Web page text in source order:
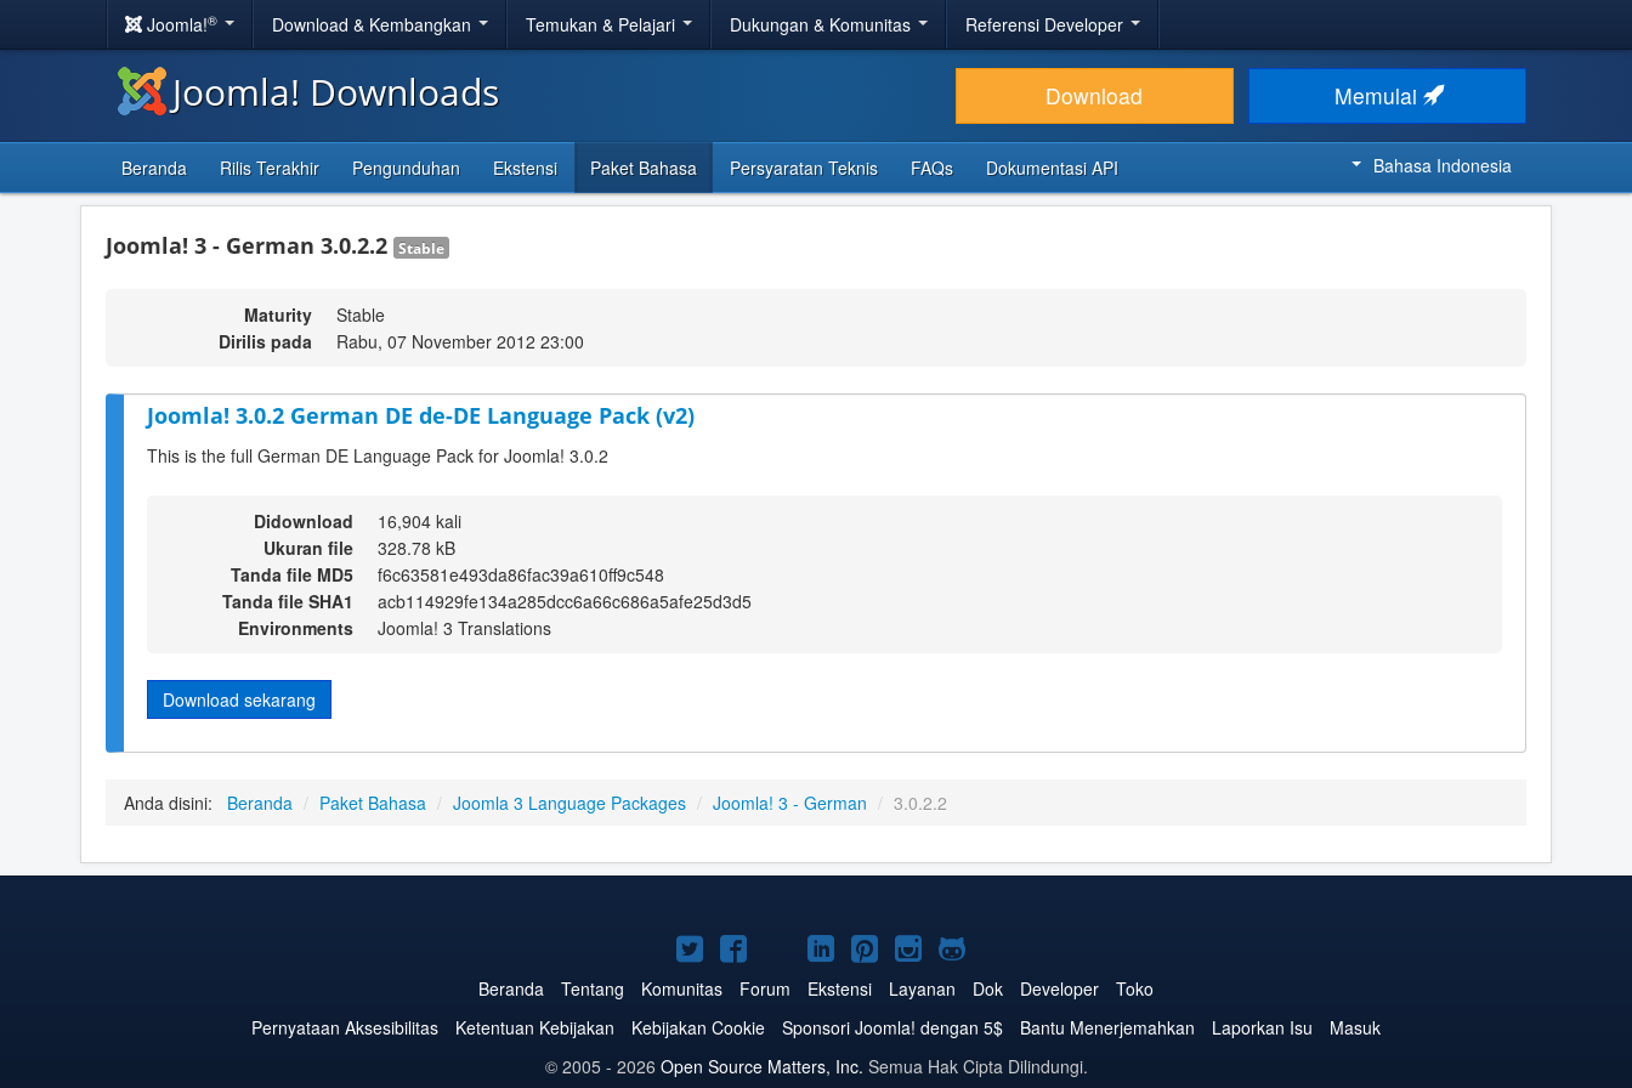
Joomla!® Download & Kembangkan Temukan & Pelajari Dukungan & Komunitas Referensi Developer
Joomla! Downloads Download Memulai
Beranda Rilis Terakhir Pengunduhan Ekstensi Paket Bahasa Persyaratan Teknis FAQs Dokumentasi API Bahasa Indonesia
Joomla! 3 - German 3.0.2.2 Stable
Maturity
Stable
Dirilis pada
Rabu, 07 November 2012 23:00
Joomla! 3.0.2 German DE de-DE Language Pack (v2)
This is the full German DE Language Pack for Joomla! 3.0.2
Didownload
16,904 kali
Ukuran file
328.78 kB
Tanda file MD5
f6c63581e493da86fac39a610ff9c548
Tanda file SHA1
acb114929fe134a285dcc6a66c686a5afe25d3d5
Environments
Joomla! 3 Translations
Download sekarang
Anda disini: Beranda / Paket Bahasa / Joomla 3 Language Packages / Joomla! 3 - German / 3.0.2.2
Joomla!
di
Twitter
Joomla!
di
Facebook
Joomla!
di
YouTube
Joomla!
di
LinkedIn
Joomla!
di
Pinterest
Joomla!
di
Instagram
Joomla!
di
GitHub
Beranda Tentang Komunitas Forum Ekstensi Layanan Dok Developer
Toko
Pernyataan Aksesibilitas
Ketentuan Kebijakan Kebijakan Cookie Sponsori Joomla! dengan 5$ Bantu Menerjemahkan Laporkan Isu
Masuk
© 2005 - 2026 Open Source Matters, Inc. Semua Hak Cipta Dilindungi.